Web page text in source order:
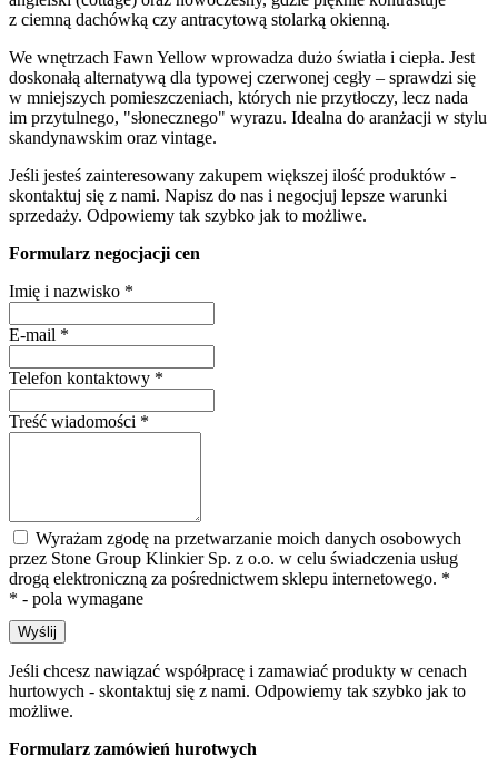
z ciemną dachówką czy antracytową stolarką okienną.
We wnętrzach Fawn Yellow wprowadza dużo światła i ciepła. Jest
doskonałą alternatywą dla typowej czerwonej cegły – sprawdzi się
w mniejszych pomieszczeniach, których nie przytłoczy, lecz nada
im przytulnego, "słonecznego" wyrazu. Idealna do aranżacji w stylu
skandynawskim oraz vintage.
Jeśli jesteś zainteresowany zakupem większej ilość produktów -
skontaktuj się z nami. Napisz do nas i negocjuj lepsze warunki
sprzedaży. Odpowiemy tak szybko jak to możliwe.
Formularz negocjacji cen
Imię i nazwisko *
E-mail *
Telefon kontaktowy *
Treść wiadomości *
Wyrażam zgodę na przetwarzanie moich danych osobowych
przez Stone Group Klinkier Sp. z o.o. w celu świadczenia usług
drogą elektroniczną za pośrednictwem sklepu internetowego. *
* - pola wymagane
Wyślij
Jeśli chcesz nawiązać współpracę i zamawiać produkty w cenach
hurtowych - skontaktuj się z nami. Odpowiemy tak szybko jak to
możliwe.
Formularz zamówień hurotwych